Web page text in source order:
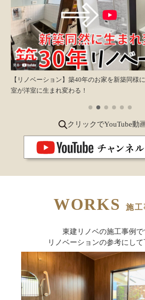
【リノベーション】築40年のお家を新築同様
室が洋室に生まれ変わる！
クリックでYouTube動
WORKS 施工
東建リノベの施工事例で
リノベーションの参考にして